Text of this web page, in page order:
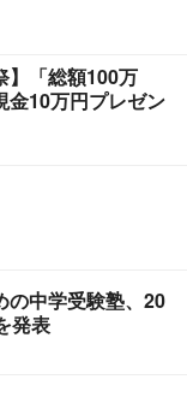
】「総額100万
金10万円プレゼン
の中学受験塾、20
発表